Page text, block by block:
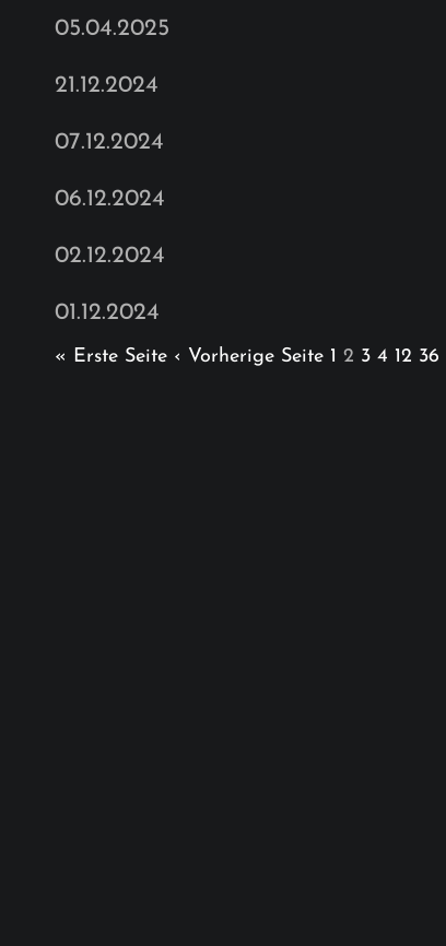
05.04.2025
21.12.2024
07.12.2024
06.12.2024
02.12.2024
01.12.2024
« Erste Seite ‹ Vorherige Seite 1 2 3 4 12 36